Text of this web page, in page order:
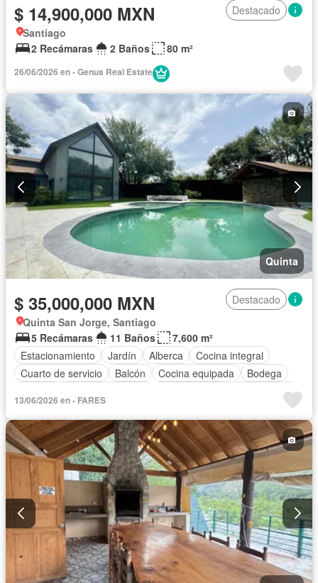
$ 14,900,000 MXN
Destacado
Santiago
2 Recámaras
2 Baños 80 m²
26/06/2026 en - Genus Real Estate
Quinta
$ 35,000,000 MXN
Destacado
Quinta San Jorge, Santiago
5 Recámaras
11 Baños
7,600 m²
Estacionamiento
Jardín Alberca
Cocina integral
Cuarto de servicio
Balcón Cocina equipada
Bodega
Solo familias
Completamente amueblado
13/06/2026 en - FARES